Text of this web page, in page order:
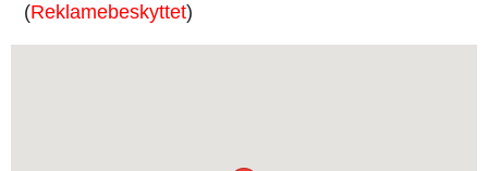
(Reklamebeskyttet)